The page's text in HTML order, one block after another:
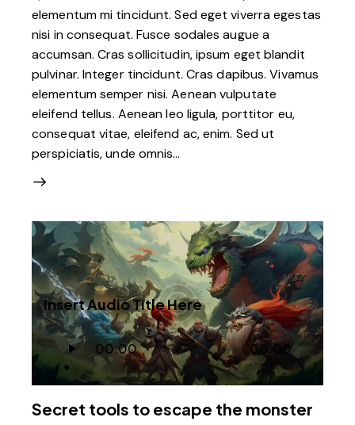
elementum mi tincidunt. Sed eget viverra egestas
nisi in consequat. Fusce sodales augue a
accumsan. Cras sollicitudin, ipsum eget blandit
pulvinar. Integer tincidunt. Cras dapibus. Vivamus
elementum semper nisi. Aenean vulputate
eleifend tellus. Aenean leo ligula, porttitor eu,
consequat vitae, eleifend ac, enim. Sed ut
perspiciatis, unde omnis…
Insert Audio Title Here
Audio
Player
00:00 00:00
Secret tools to escape the monster